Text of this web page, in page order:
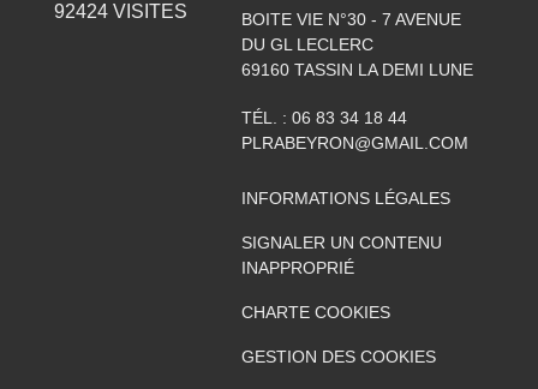
92424VISITES
BOITE VIE N°30 - 7 AVENUE
DU GL LECLERC
69160 TASSIN LA DEMI LUNE
TÉL. : 06 83 34 18 44
PLRABEYRON@GMAIL.COM
INFORMATIONS LÉGALES
SIGNALER UN CONTENU
INAPPROPRIÉ
CHARTE COOKIES
GESTION DES COOKIES